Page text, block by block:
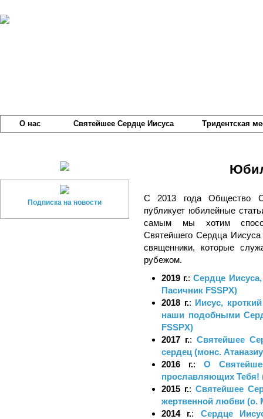
О нас Святейшее Сердце Иисуса Тридентская
Подписка на новости
С 2013 года Общество
публикует юбилейные
самым мы хотим
Святейшего Сердца
священники, которые
рубежом.
2019 г.: Сердце
Пасичник FSSPX)
2018 г.: Иисус,
наши подобными
FSSPX)
2017 г.: Святейшее
сердец (монс.
2016 г.: О
прославляющих Тебя!
2015 г.: Святейшее
жертвенной любви
2014 г.: Сердце